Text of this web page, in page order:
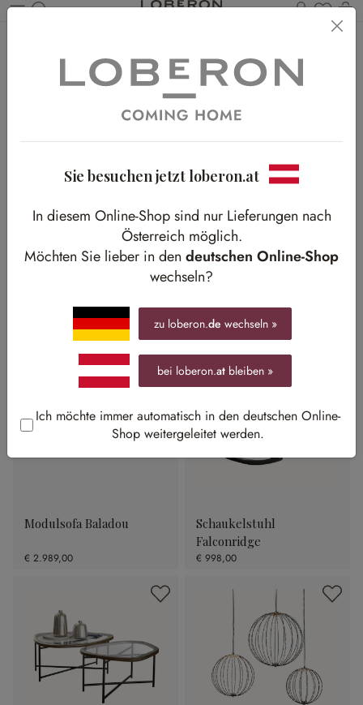
Du
Moderne Formkunst
Dunkle Akzente und klare Linien schaffen zeitlose Eleganz
Modulsofa Baladou
€ 2.989,00
Schaukelstuhl
Falconridge
€ 998,00
Sie besuchen jetzt loberon.at
In diesem Online-Shop sind nur Lieferungen nach
Österreich möglich.
Möchten Sie lieber in den deutschen Online-Shop
wechseln?
zu loberon.de wechseln »
bei loberon.at bleiben »
Ich möchte immer automatisch in den deutschen Online-
Shop weitergeleitet werden.